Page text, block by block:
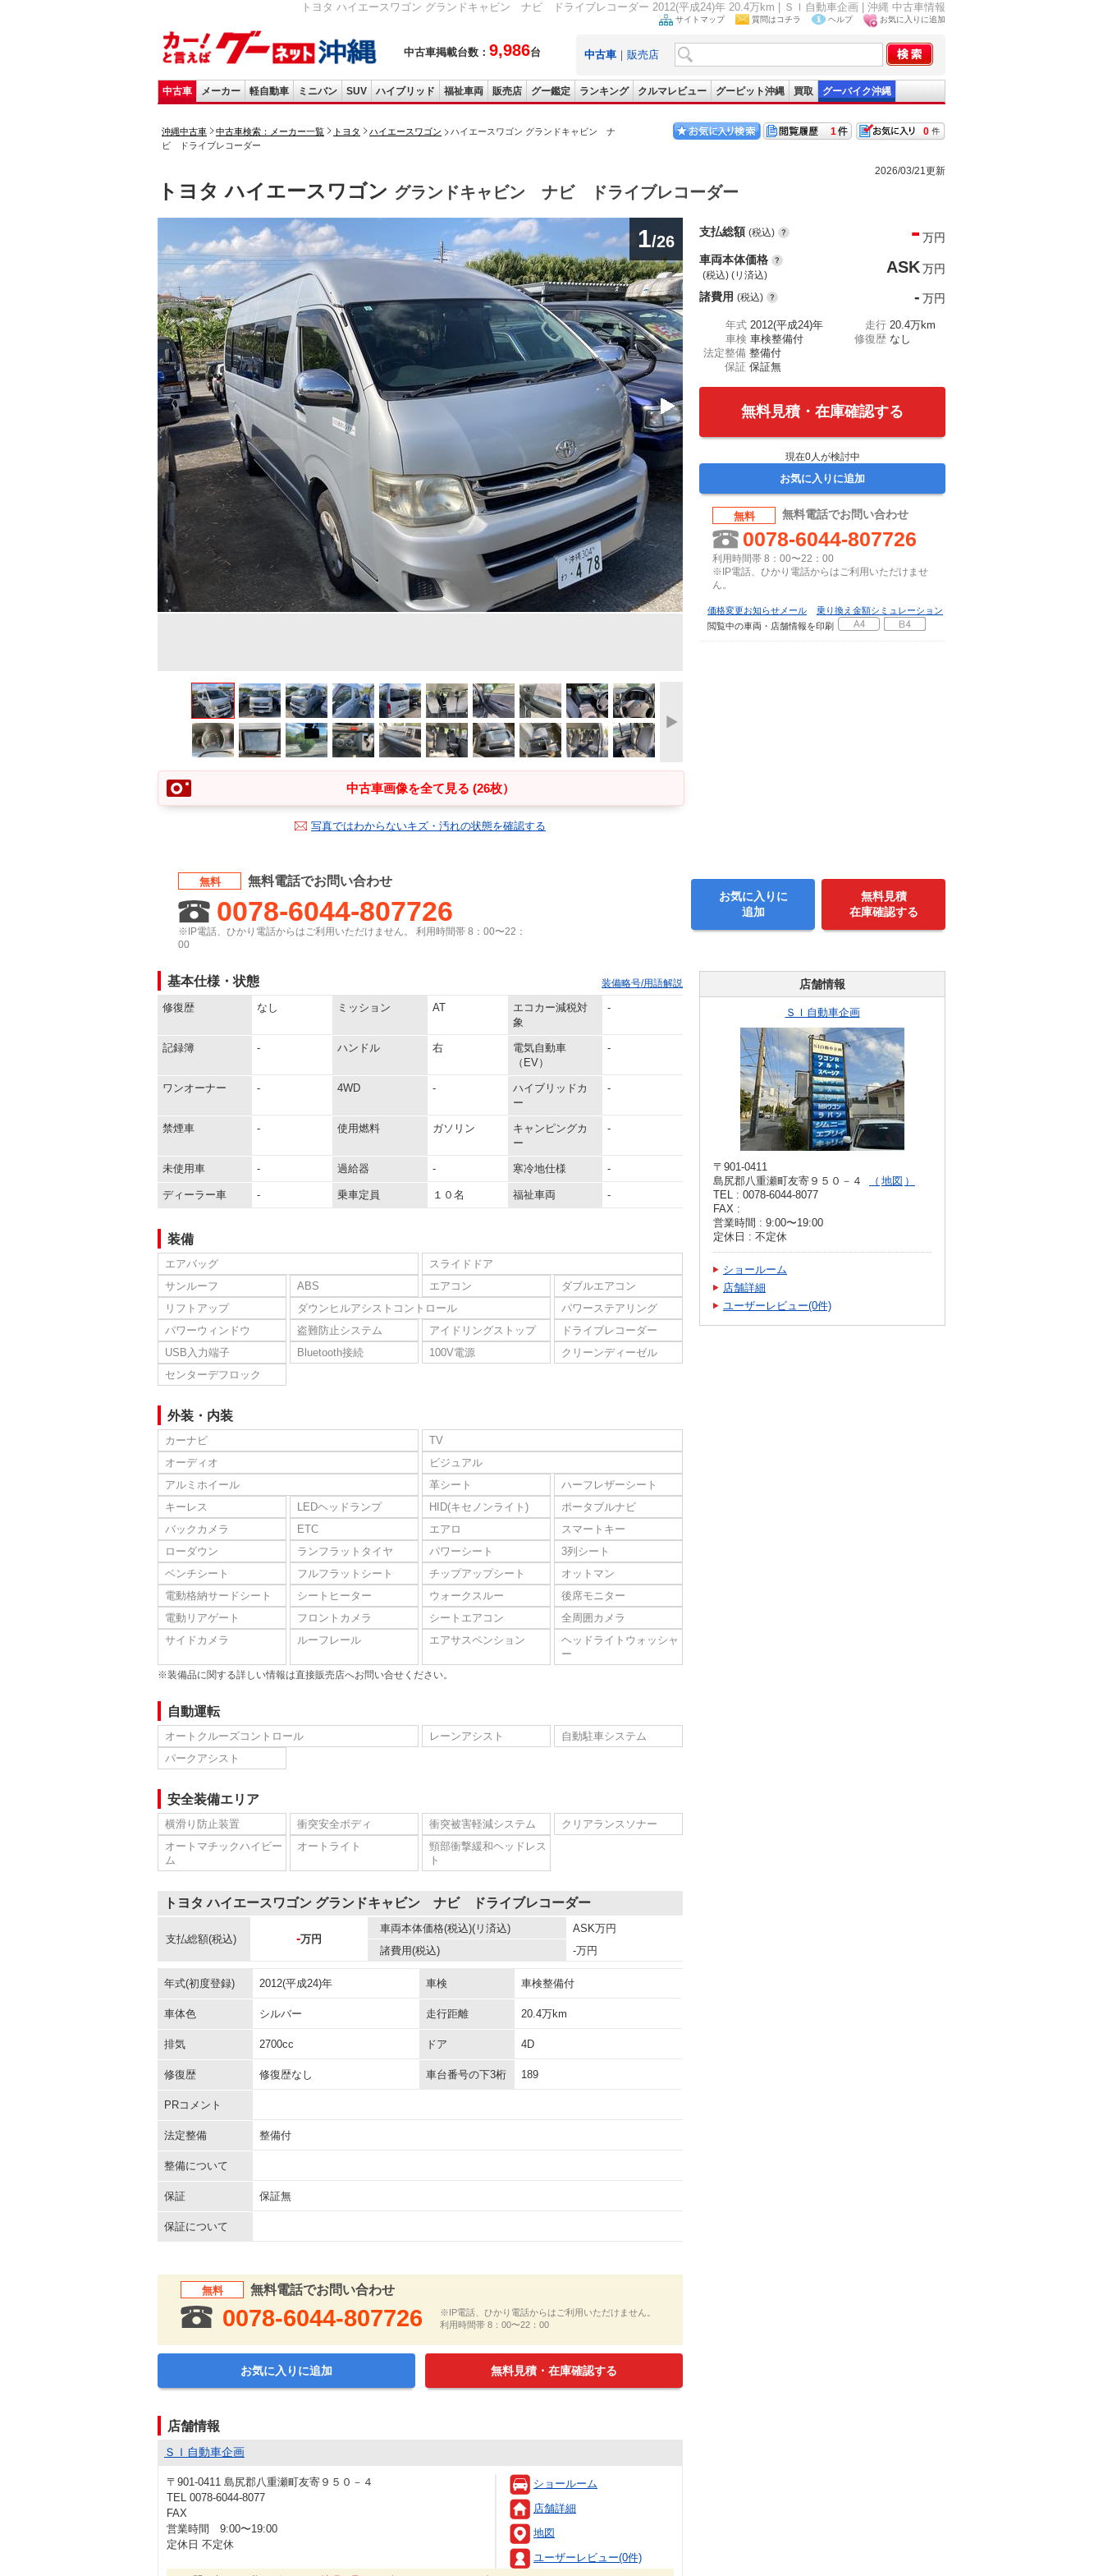
トヨタ ハイエースワゴン グランドキャビン ナビ ドライブレコーダー 2012(平成24)年 20.4万km | ＳＩ自動車企画 | 沖縄 中古車情報
中古車掲載台数： 9,986台
サイトマップ 質問はコチラ ヘルプ お気に入りに追加
中古車 ｜ 販売店
中古車 メーカー 軽自動車 ミニバン SUV ハイブリッド 福祉車両 販売店 グー鑑定 ランキング クルマレビュー グーピット沖縄 買取 グーバイク沖縄
沖縄中古車 中古車検索：メーカー一覧 トヨタ ハイエースワゴン
ハイエースワゴン グランドキャビン ナ
ビ ドライブレコーダー
0
1
2026/03/21更新
トヨタ ハイエースワゴン グランドキャビン ナビ ドライブレコーダー
1/26
中古車画像を全て見る (26枚）
写真ではわからないキズ・汚れの状態を確認する
支払総額 (税込) - 万円
車両本体価格
(税込) (リ済込) ASK万円
諸費用 (税込) - 万円
年式 2012(平成24)年 走行 20.4万km
車検 車検整備付 修復歴 なし
法定整備 整備付
保証 保証無
無料見積・在庫確認する
現在0人が検討中
お気に入りに追加
無料 無料電話でお問い合わせ
0078-6044-807726
利用時間帯 8：00〜22：00
※IP電話、ひかり電話からはご利用いただけませ
ん。
価格変更お知らせメール
乗り換え金額シミュレーション
閲覧中の車両・店舗情報を印刷
無料 無料電話でお問い合わせ
0078-6044-807726
※IP電話、ひかり電話からはご利用いただけません。 利用時間帯 8：00〜22：
00
お気に入りに
追加
無料見積
在庫確認する
基本仕様・状態 装備略号/用語解説
修復歴 なし ミッション AT
エコカー減税対
象
-
記録簿 - ハンドル 右
電気自動車
（EV）
-
ワンオーナー - 4WD -
ハイブリッドカ
ー
-
禁煙車 - 使用燃料 ガソリン
キャンピングカ
ー
-
未使用車 - 過給器 - 寒冷地仕様 -
ディーラー車 - 乗車定員 １０名 福祉車両 -
装備
エアバッグ
スライドドア
サンルーフ
ABS エアコン
ダブルエアコン
リフトアップ
ダウンヒルアシストコントロール
パワーステアリング
パワーウィンドウ
盗難防止システム アイドリングストップ
ドライブレコーダー
USB入力端子
Bluetooth接続 100V電源
クリーンディーゼル
センターデフロック
外装・内装
カーナビ
TV
オーディオ
ビジュアル
アルミホイール
革シート
ハーフレザーシート
キーレス
LEDヘッドランプ HID(キセノンライト)
ポータブルナビ
バックカメラ
ETC エアロ
スマートキー
ローダウン
ランフラットタイヤ パワーシート
3列シート
ベンチシート
フルフラットシート チップアップシート
オットマン
電動格納サードシート
シートヒーター ウォークスルー
後席モニター
電動リアゲート
フロントカメラ シートエアコン
全周囲カメラ
サイドカメラ
ルーフレール エアサスペンション
ヘッドライトウォッシャ
ー
※装備品に関する詳しい情報は直接販売店へお問い合せください。
自動運転
オートクルーズコントロール レーンアシスト
自動駐車システム
パークアシスト
安全装備エリア
横滑り防止装置 衝突安全ボディ 衝突被害軽減システム
クリアランスソナー
オートマチックハイビー
ム
オートライト
頸部衝撃緩和ヘッドレス
ト
トヨタ ハイエースワゴン グランドキャビン ナビ ドライブレコーダー
支払総額(税込) -万円
車両本体価格(税込)(リ済込) ASK万円
諸費用(税込) -万円
年式(初度登録) 2012(平成24)年 車検 車検整備付
車体色 シルバー 走行距離 20.4万km
排気 2700cc ドア 4D
修復歴 修復歴なし 車台番号の下3桁 189
PRコメント
法定整備 整備付
整備について
保証 保証無
保証について
無料 無料電話でお問い合わせ
0078-6044-807726
※IP電話、ひかり電話からはご利用いただけません。
利用時間帯 8：00〜22：00
お気に入りに追加 無料見積・在庫確認する
店舗情報
ＳＩ自動車企画
〒901-0411 島尻郡八重瀬町友寄９５０－４
TEL 0078-6044-8077
FAX
営業時間 9:00〜19:00
定休日 不定休
ショールーム
店舗詳細
地図
ユーザーレビュー(0件)
店舗情報
ＳＩ自動車企画
〒901-0411
島尻郡八重瀬町友寄９５０－４
地図
TEL : 0078-6044-8077
FAX :
営業時間 : 9:00〜19:00
定休日 : 不定休
ショールーム
店舗詳細
ユーザーレビュー(0件)